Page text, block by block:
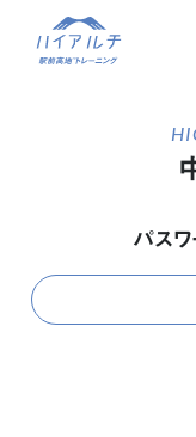
パスワ